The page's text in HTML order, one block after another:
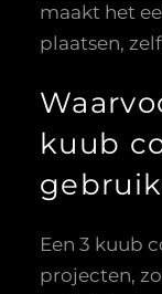
maakt het
plaatsen,
kuub
Een 3 kuub
projecten,